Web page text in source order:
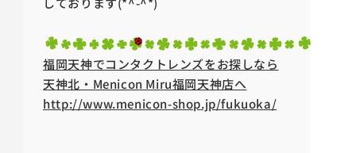
福岡天神でコンタクトレンズをお探しなら
天神北・Menicon Miru福岡天神店へ
http://www.menicon-shop.jp/fukuoka/